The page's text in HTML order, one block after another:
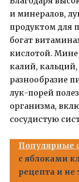
и минералов,
продуктом для
богат
кислотой.
калий,
разнообразие
лук-порей
организма,
сосудистую
Популярные
с яблоками
рецепта и не